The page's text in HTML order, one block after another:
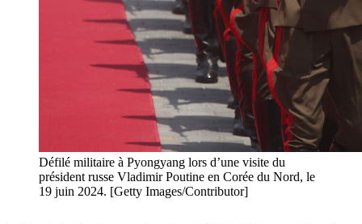
Défilé militaire à Pyongyang lors d’une visite du
président russe Vladimir Poutine en Corée du Nord, le
19 juin 2024. [Getty Images/Contributor]